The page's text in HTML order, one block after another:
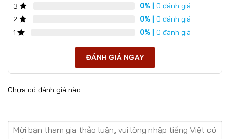
3
0% | 0 đánh giá
2
0% | 0 đánh giá
1
0% | 0 đánh giá
ĐÁNH GIÁ NGAY
Chưa có đánh giá nào.